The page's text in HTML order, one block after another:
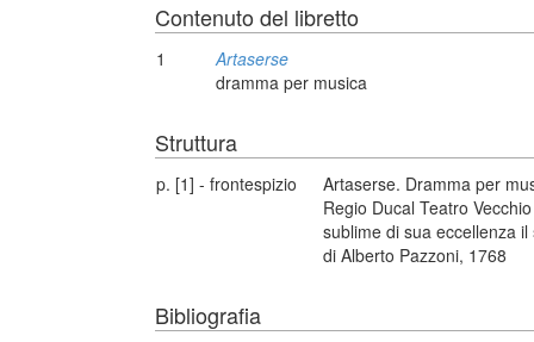
Contenuto del libretto
1
Artaserse
dramma per musica
Struttura
p. [1] - frontespizio
Artaserse. Dramma per
Regio Ducal Teatro
sublime di sua eccellenza
di Alberto Pazzoni, 1768
Bibliografia